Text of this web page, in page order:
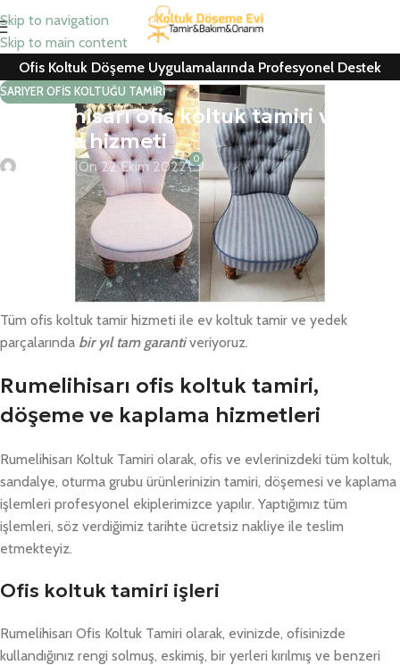
Skip to navigation
Skip to main content
Ofis Koltuk Döşeme Uygulamalarında Profesyonel Destek
SARIYER OFIS KOLTUĞU TAMIRI
Rumelihisarı ofis koltuk tamiri ve
döşeme hizmeti
Can CemilOn 22 Ekim 2022 0
Rumelihisarı ofis koltuk tamiri, koltuk kaplama, ofis koltuk döşeme,
berber koltuğu ve ofis koltuğu yedek parça değişimlerinde
ücretsiz nakliye ve keşif hizmeti için hemen arayın
Kurumsal firmalar ile konutlarda yedek parça değişimleri ve tamir
– döşeme – kaplama için ücretsiz keşif hizmetimiz mevcuttur.
Tüm ofis koltuk tamir hizmeti ile ev koltuk tamir ve yedek
parçalarında bir yıl tam garantiveriyoruz.
Rumelihisarı ofis koltuk tamiri,
döşeme ve kaplama hizmetleri
Rumelihisarı Koltuk Tamiri olarak, ofis ve evlerinizdeki tüm koltuk,
sandalye, oturma grubu ürünlerinizin tamiri, döşemesi ve kaplama
işlemleri profesyonel ekiplerimizce yapılır. Yaptığımız tüm
işlemleri, söz verdiğimiz tarihte ücretsiz nakliye ile teslim
etmekteyiz.
Ofis koltuk tamiri işleri
Rumelihisarı Ofis Koltuk Tamiri olarak, evinizde, ofisinizde
kullandığınız rengi solmuş, eskimiş, bir yerleri kırılmış ve benzeri